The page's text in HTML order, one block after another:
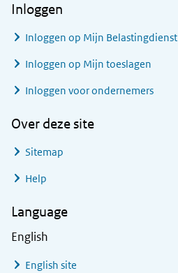
Inloggen
Inloggen op Mijn Belastingdienst
Inloggen op Mijn toeslagen
Inloggen voor ondernemers
Over deze site
Sitemap
Help
Language
English
English site